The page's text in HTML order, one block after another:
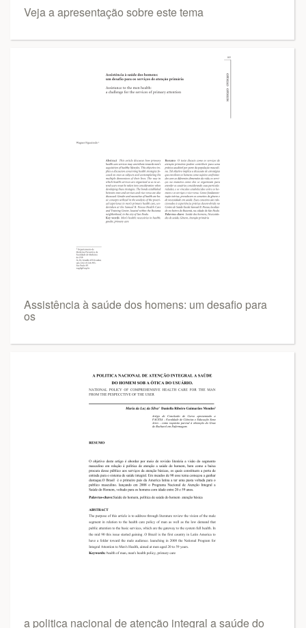
Veja a apresentação sobre este tema
Assistência à saúde dos homens: um desafio para
os
a politica nacional de atenção integral a saúde do